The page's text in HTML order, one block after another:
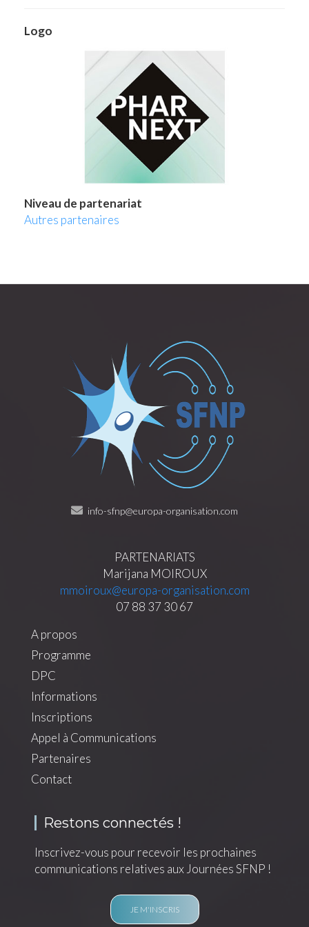
Logo
Niveau de partenariat
Autres partenaires
info-sfnp@europa-organisation.com
PARTENARIATS
Marijana MOIROUX
mmoiroux@europa-organisation.com
07 88 37 30 67
Main
navigation
A propos
Programme
DPC
Informations
Inscriptions
Appel à Communications
Partenaires
Contact
Restons connectés !
Inscrivez-vous pour recevoir les prochaines
communications relatives aux Journées SFNP !
JE M'INSCRIS